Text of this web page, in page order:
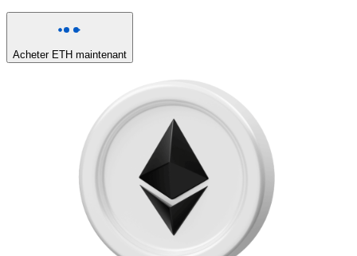
Acheter ETH maintenant